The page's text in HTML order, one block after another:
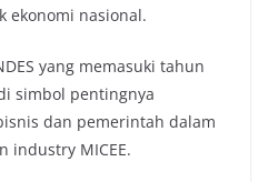
ekonomi nasional.
yang memasuki tahun
simbol pentingnya
dan pemerintah dalam
industry MICEE.